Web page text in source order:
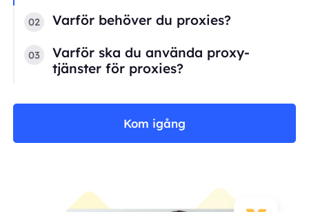
02 Varför behöver du proxies?
03
Varför ska du använda proxy-
tjänster för proxies?
Kom igång